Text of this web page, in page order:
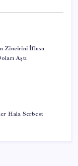
Zincirini İflasa
Aştı
Hala Serbest